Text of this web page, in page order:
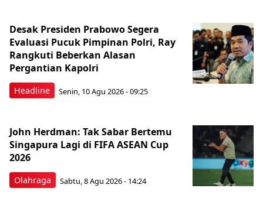
Headline
Desak Presiden Prabowo Segera
Evaluasi Pucuk Pimpinan Polri, Ray
Rangkuti Beberkan Alasan
Pergantian Kapolri
Senin, 10 Agu 2026 - 09:25
Olahraga
John Herdman: Tak Sabar Bertemu
Singapura Lagi di FIFA ASEAN Cup
2026
Sabtu, 8 Agu 2026 - 14:24